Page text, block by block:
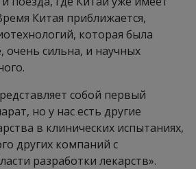
Китая приближается,
которая была
очень сильна, и научных
собой первый
но у нас есть другие
в клинических испытаниях,
других компаний с
разработки лекарств».